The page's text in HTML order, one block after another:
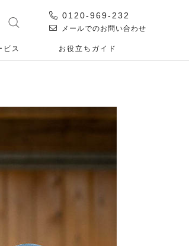
0120-969-232
メールでのお問い合わせ
ビス お役⽴ちガイド